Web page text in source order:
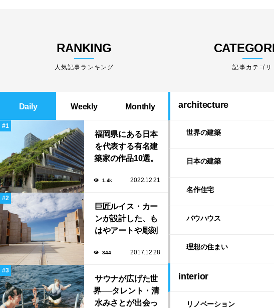
RANKING
人気記事ランキング
Daily Weekly Monthly
福岡県にある日本
を代表する有名建
築家の作品10選。
タバから磯崎新に
1.4k 2022.12.21
巨匠ルイス・カー
ンが設計した、も
はやアートや彫刻
研究所」。
344 2017.12.28
サウナが広げた世
界──タレント・清
水みさとが出会っ
architecture
世界の建築
日本の建築
名作住宅
バウハウス
理想の住まい
interior
リノベーション